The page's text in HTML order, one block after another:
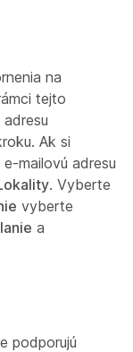
na
tejto
Ak si
mailovú adresu
. Vyberte
vyberte
a
podporujú